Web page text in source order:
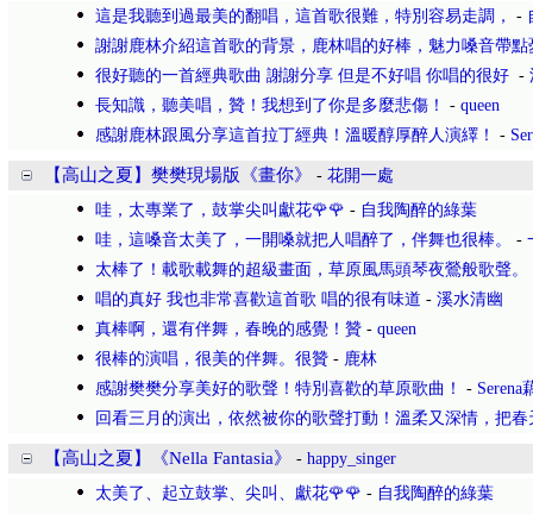
這是我聽到過最美的翻唱，這首歌很難，特別容易走調，
-
謝謝鹿林介紹這首歌的背景，鹿林唱的好棒，魅力嗓音帶點
很好聽的一首經典歌曲 謝謝分享 但是不好唱 你唱的很好 -
長知識，聽美唱，贊！我想到了你是多麼悲傷！
- queen
感謝鹿林跟風分享這首拉丁經典！溫暖醇厚醉人演繹！
-
【高山之夏】樊樊現場版《畫你》 - 花開一處
哇，太專業了，鼓掌尖叫獻花🌹🌹 - 自我陶醉的綠葉
哇，這嗓音太美了，一開嗓就把人唱醉了，伴舞也很棒。
-
太棒了！載歌載舞的超級畫面，草原風馬頭琴夜鶯般歌聲。
唱的真好 我也非常喜歡這首歌 唱的很有味道 - 溪水清幽
真棒啊，還有伴舞，春晚的感覺！贊 - queen
很棒的演唱，很美的伴舞。很贊 - 鹿林
感謝樊樊分享美好的歌聲！特別喜歡的草原歌曲！
- Serena
回看三月的演出，依然被你的歌聲打動！溫柔又深情，把
【高山之夏】《Nella Fantasia》 - happy_singer
太美了、起立鼓掌、尖叫、獻花🌹🌹 - 自我陶醉的綠葉